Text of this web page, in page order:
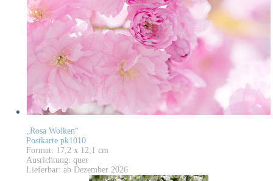
„Rosa Wolken“
Postkarte pk1010
Format: 17,2 x 12,1 cm
Ausrichtung: quer
Lieferbar: ab Dezember 2026